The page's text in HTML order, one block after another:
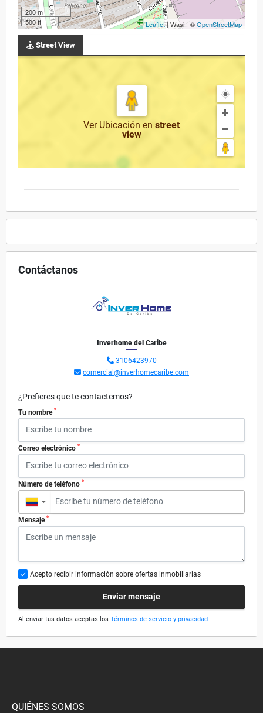
200 m
500 ft
Leaflet| Wasi - ©OpenStreetMap
Street View
Ver Ubicación en street
view
Contáctanos
Inverhome del Caribe
3106423970
comercial@inverhomecaribe.com
¿Prefieres que te contactemos?
Tu nombre *
Correo electrónico *
Número de teléfono *
▼
Mensaje *
Acepto recibir información sobre ofertas inmobiliarias
Enviar mensaje
Al enviar tus datos aceptas los Términos de servicio y privacidad
QUIÉNES SOMOS